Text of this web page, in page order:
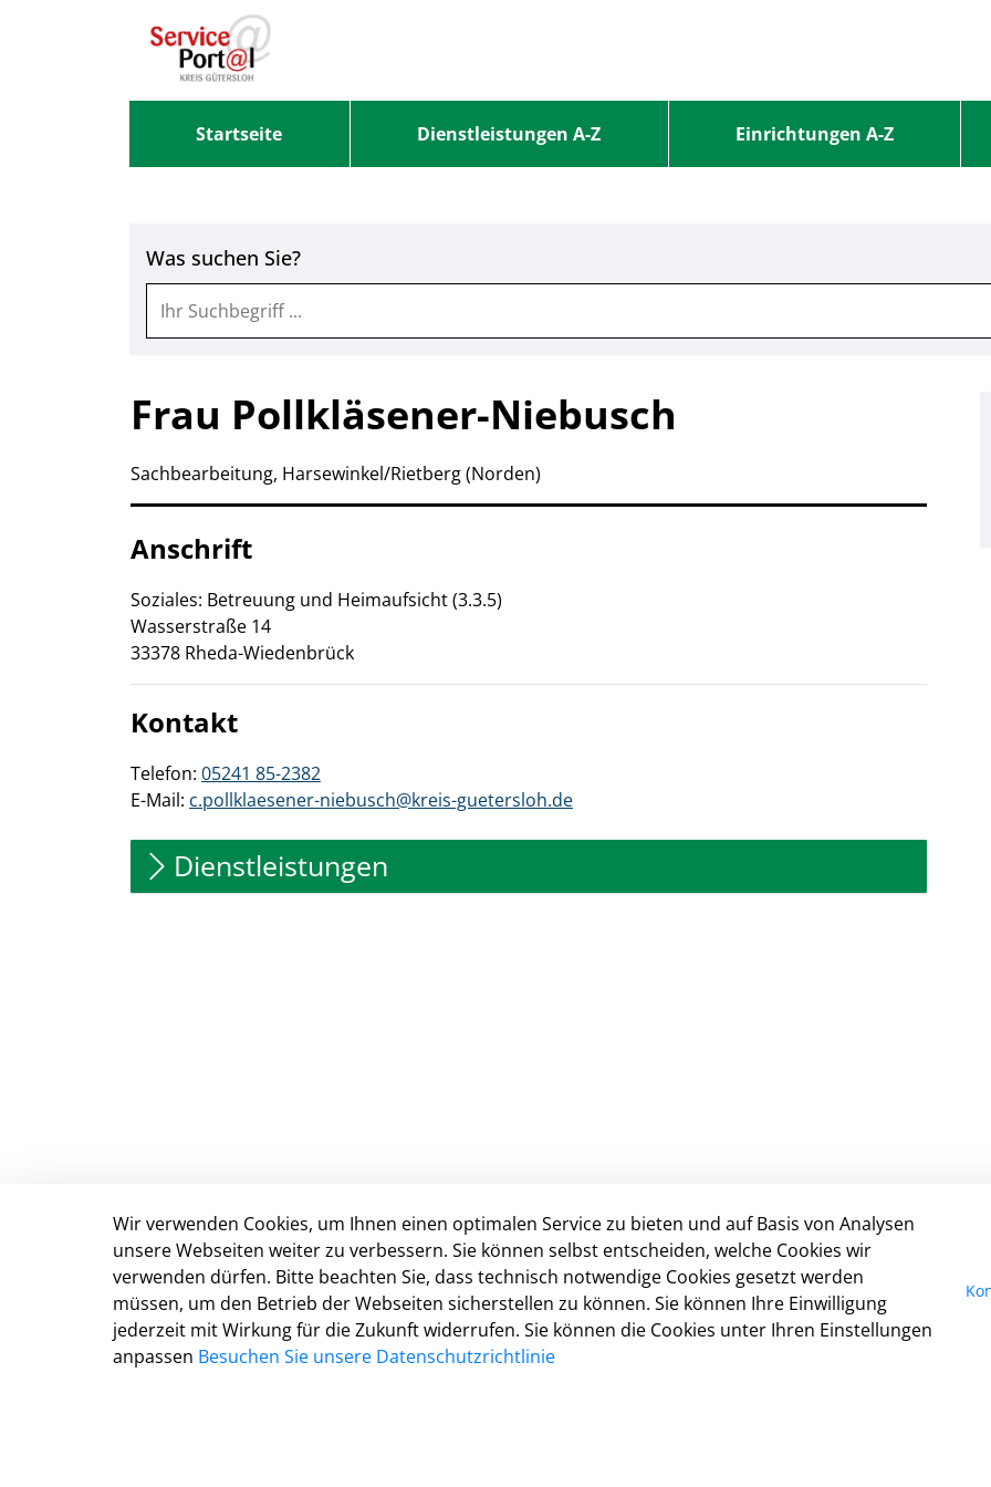
Zum Hauptinhalt springen
Startseite Dienstleistungen A-Z Einrichtungen A-Z
Was suchen Sie?
Frau Pollkläsener-Niebusch
Sachbearbeitung, Harsewinkel/Rietberg (Norden)
Anschrift
Soziales: Betreuung und Heimaufsicht (3.3.5)
Wasserstraße 14
33378 Rheda-Wiedenbrück
Kontakt
Telefon: 05241 85-2382
E-Mail: c.pollklaesener-niebusch@kreis-guetersloh.de
Dienstleistungen
Anschrift & Kontakt
Kreisverwaltung Gütersloh
Herzebrocker Str. 140
33334 Gütersloh
Wir verwenden Cookies, um Ihnen einen optimalen Service zu bieten und auf Basis von Analysen
unsere Webseiten weiter zu verbessern. Sie können selbst entscheiden, welche Cookies wir
verwenden dürfen. Bitte beachten Sie, dass technisch notwendige Cookies gesetzt werden
müssen, um den Betrieb der Webseiten sicherstellen zu können. Sie können Ihre Einwilligung
jederzeit mit Wirkung für die Zukunft widerrufen. Sie können die Cookies unter Ihren Einstellungen
anpassen Besuchen Sie unsere Datenschutzrichtlinie